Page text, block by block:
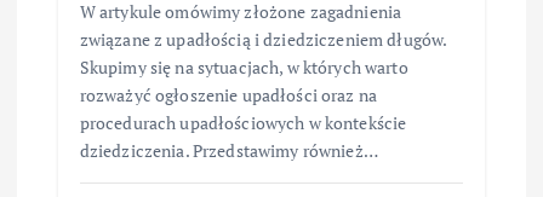
W artykule omówimy złożone zagadnienia
związane z upadłością i dziedziczeniem długów.
Skupimy się na sytuacjach, w których warto
rozważyć ogłoszenie upadłości oraz na
procedurach upadłościowych w kontekście
dziedziczenia. Przedstawimy również…